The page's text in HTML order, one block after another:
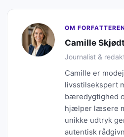
OM FORFATTEREN
Camille Skjødt
Journalist &
Camille er
livsstilsekspert
bæredygtighed
hjælper læsere
unikke udtryk
autentisk